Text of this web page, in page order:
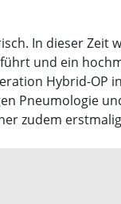
In dieser
und ein
Hybrid-OP
Pneumologie
zudem